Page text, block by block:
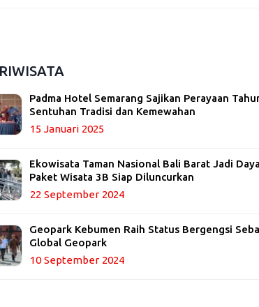
Padma Hotel Semarang Sajikan Perayaan
Sentuhan Tradisi dan Kemewahan
15 Januari 2025
Ekowisata Taman Nasional Bali Barat Jadi
Paket Wisata 3B Siap Diluncurkan
22 September 2024
Geopark Kebumen Raih Status Bergengsi
Global Geopark
10 September 2024